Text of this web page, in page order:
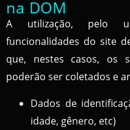
na DOM
A utilização, pelo
funcionalidades do site
que, nestes casos, os
poderão ser coletados e
Dados de
idade, gênero, etc)